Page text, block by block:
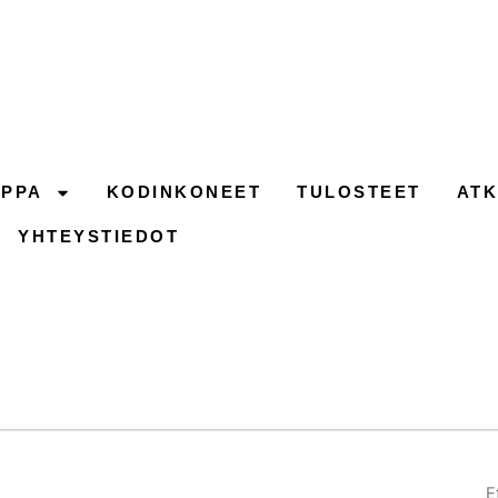
KODINKONEET TULOSTEET
YHTEYSTIEDOT